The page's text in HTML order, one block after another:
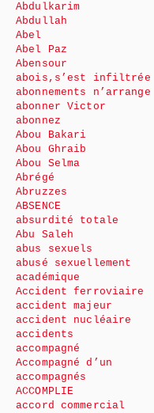
Abdulkarim
Abdullah
Abel
Abel Paz
Abensour
abois,s’est infiltrée
abonnements n’arrange
abonner Victor
abonnez
Abou Bakari
Abou Ghraib
Abou Selma
Abrégé
Abruzzes
ABSENCE
absurdité totale
Abu Saleh
abus sexuels
abusé sexuellement
académique
Accident ferroviaire
accident majeur
accident nucléaire
accidents
accompagné
Accompagné d’un
accompagnés
ACCOMPLIE
accord commercial